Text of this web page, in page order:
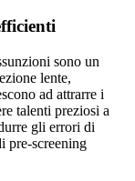
sono un
lente,
ad attrarre i
talenti preziosi a
gli errori di
pre-screening